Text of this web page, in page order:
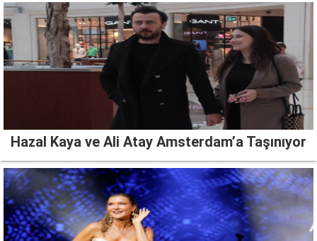
Hazal Kaya ve Ali Atay Amsterdam’a Taşınıyor